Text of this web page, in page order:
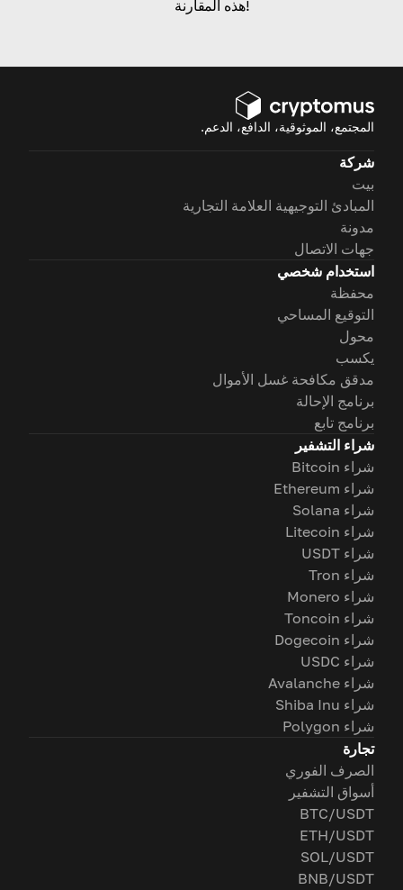
هذه المقارنة!
المجتمع، الموثوقية، الدافع، الدعم.
شركة
بيت
المبادئ التوجيهية العلامة التجارية
مدونة
جهات الاتصال
استخدام شخصي
محفظة
التوقيع المساحي
محول
يكسب
مدقق مكافحة غسل الأموال
برنامج الإحالة
برنامج تابع
شراء التشفير
شراء Bitcoin
شراء Ethereum
شراء Solana
شراء Litecoin
شراء USDT
شراء Tron
شراء Monero
شراء Toncoin
شراء Dogecoin
شراء USDC
شراء Avalanche
شراء Shiba Inu
شراء Polygon
تجارة
الصرف الفوري
أسواق التشفير
BTC/USDT
ETH/USDT
SOL/USDT
BNB/USDT